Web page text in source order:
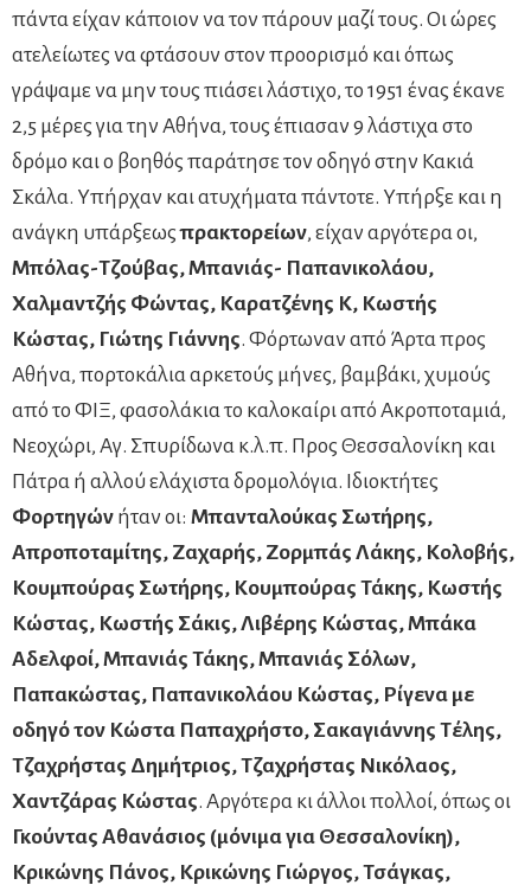
πάντα είχαν κάποιον να τον πάρουν μαζί τους. Οι ώρες
ατελείωτες να φτάσουν στον προορισμό και όπως
γράψαμε να μην τους πιάσει λάστιχο, το 1951 ένας έκανε
2,5 μέρες για την Αθήνα, τους έπιασαν 9 λάστιχα στο
δρόμο και ο βοηθός παράτησε τον οδηγό στην Κακιά
Σκάλα. Υπήρχαν και ατυχήματα πάντοτε. Υπήρξε και η
ανάγκη υπάρξεωςπρακτορείων, είχαν αργότερα οι,
Μπόλας-Τζούβας, Μπανιάς- Παπανικολάου,
Χαλμαντζής Φώντας, Καρατζένης Κ, Κωστής
Κώστας, Γιώτης Γιάννης. Φόρτωναν από Άρτα προς
Αθήνα, πορτοκάλια αρκετούς μήνες, βαμβάκι, χυμούς
από το ΦΙΞ, φασολάκια το καλοκαίρι από Ακροποταμιά,
Νεοχώρι, Αγ. Σπυρίδωνα κ.λ.π. Προς Θεσσαλονίκη και
Πάτρα ή αλλού ελάχιστα δρομολόγια. Ιδιοκτήτες
Φορτηγών ήταν οι: Μπανταλούκας Σωτήρης,
Απροποταμίτης, Ζαχαρής, Ζορμπάς Λάκης, Κολοβής,
Κουμπούρας Σωτήρης, Κουμπούρας Τάκης, Κωστής
Κώστας, Κωστής Σάκις, Λιβέρης Κώστας, Μπάκα
Αδελφοί, Μπανιάς Τάκης, Μπανιάς Σόλων,
Παπακώστας, Παπανικολάου Κώστας, Ρίγενα με
οδηγό τον Κώστα Παπαχρήστο, Σακαγιάννης Τέλης,
Τζαχρήστας Δημήτριος, Τζαχρήστας Νικόλαος,
Χαντζάρας Κώστας. Αργότερα κι άλλοι πολλοί, όπως οι
Γκούντας Αθανάσιος (μόνιμα για Θεσσαλονίκη),
Κρικώνης Πάνος, Κρικώνης Γιώργος, Τσάγκας,